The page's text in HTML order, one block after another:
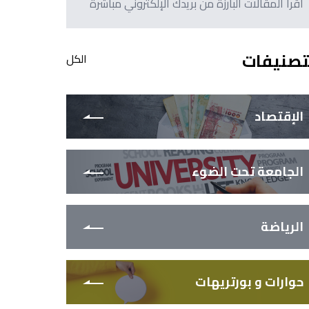
الكل
الإقتصاد
الجامعة تحت الضوء
الرياضة
حوارات و بورتريهات